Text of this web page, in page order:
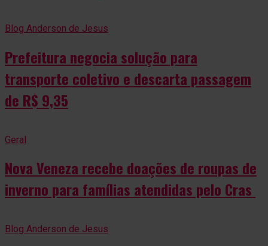
Blog Anderson de Jesus
Prefeitura negocia solução para
transporte coletivo e descarta passagem
de R$ 9,35
Geral
Nova Veneza recebe doações de roupas de
inverno para famílias atendidas pelo Cras
Blog Anderson de Jesus